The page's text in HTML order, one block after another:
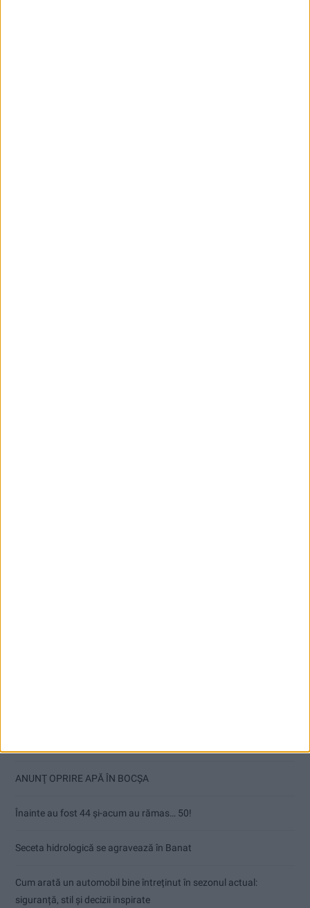
ANUNŢ OPRIRE APĂ ÎN BOCȘA
Înainte au fost 44 și-acum au rămas… 50!
Seceta hidrologică se agravează în Banat
Cum arată un automobil bine întreținut în sezonul actual:
siguranță, stil și decizii inspirate